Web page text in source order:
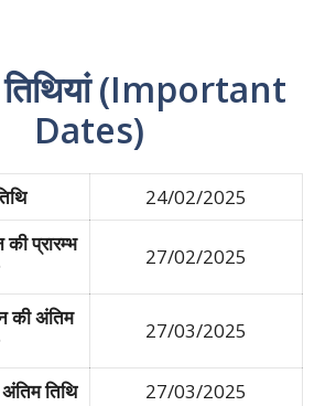
तिथियां (Important
Dates)
24/02/2025
प्रारम्भ
27/02/2025
की अंतिम
27/03/2025
तिथि
27/03/2025